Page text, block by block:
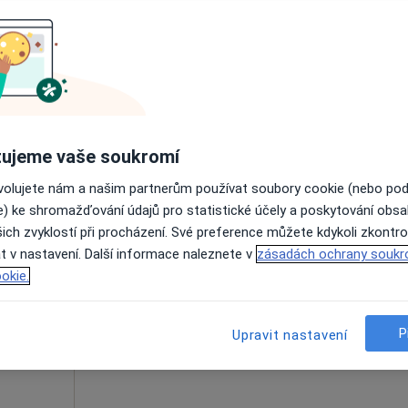
lékař
Dnes Zítra Po
10 Srpen
Út
11
Online rezervace termínu není k
vaše soukromí
nám a našim partnerům používat soubory cookie (nebo
ke shromažďování údajů pro statistické účely a poskytování
zvyklostí při procházení. Své preference můžete kdykoli
v nastavení. Další informace naleznete v zásadách ochrany
Upravit nastavení